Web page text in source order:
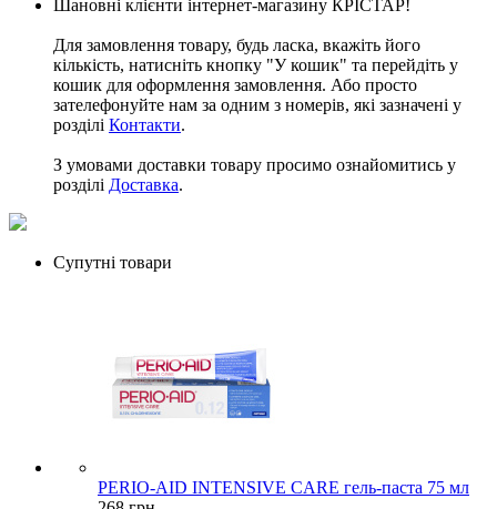
Шановні клієнти інтернет-магазину КРІСТАР!
Для замовлення товару, будь ласка, вкажіть його
кількість, натисніть кнопку "У кошик" та перейдіть у
кошик для оформлення замовлення. Або просто
зателефонуйте нам за одним з номерів, які зазначені у
розділі Контакти.
З умовами доставки товару просимо ознайомитись у
розділі Доставка.
Супутні товари
PERIO-AID INTENSIVE CARE гель-паста 75 мл